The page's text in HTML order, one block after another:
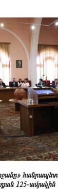
125-ամյակին